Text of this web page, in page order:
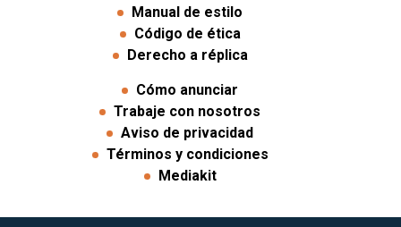
Manual de estilo
Código de ética
Derecho a réplica
Cómo anunciar
Trabaje con nosotros
Aviso de privacidad
Términos y condiciones
Mediakit